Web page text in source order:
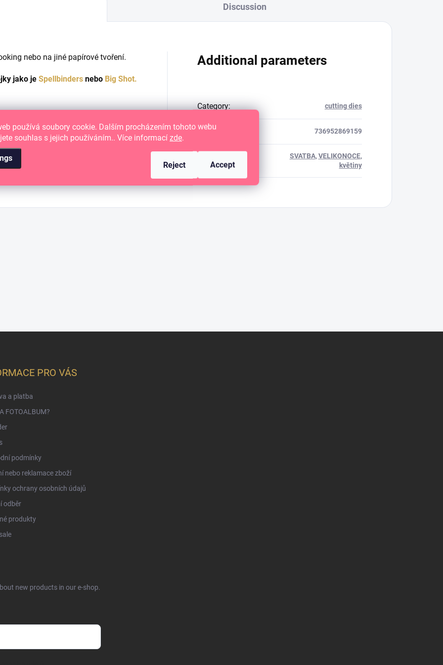
používá soubory cookie. Dalším procházením tohoto webu
souhlas s jejich používáním.. Více informací zde.
Reject Accept
Discussion
nebo na jiné papírové tvoření.
jako je Spellbinders nebo Big Shot.
Additional parameters
Category: cutting dies
EAN: 736952869159
TÉMATA: SVATBA,VELIKONOCE,
květiny
PRO VÁS
a platba
FOTOALBUM?
podmínky
nebo reklamace zboží
ochrany osobních údajů
odběr
produkty
new products in our e-shop.